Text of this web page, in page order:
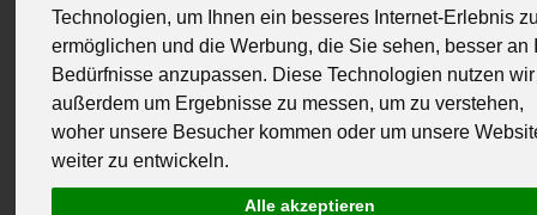
Technologien, um Ihnen ein besseres Internet-Erlebnis
ermöglichen und die Werbung, die Sie sehen, besser an
Bedürfnisse anzupassen. Diese Technologien nutzen wir
außerdem um Ergebnisse zu messen, um zu verstehen,
woher unsere Besucher kommen oder um unsere
weiter zu entwickeln.
Alle akzeptieren